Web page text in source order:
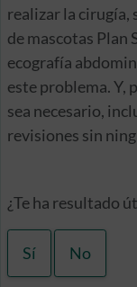
realizar la cirugía,
de mascotas Plan
ecografía
este problema. Y,
sea necesario,
revisiones sin
¿Te ha resultado
Sí No